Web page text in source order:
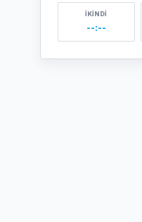
İKINDI
--:--